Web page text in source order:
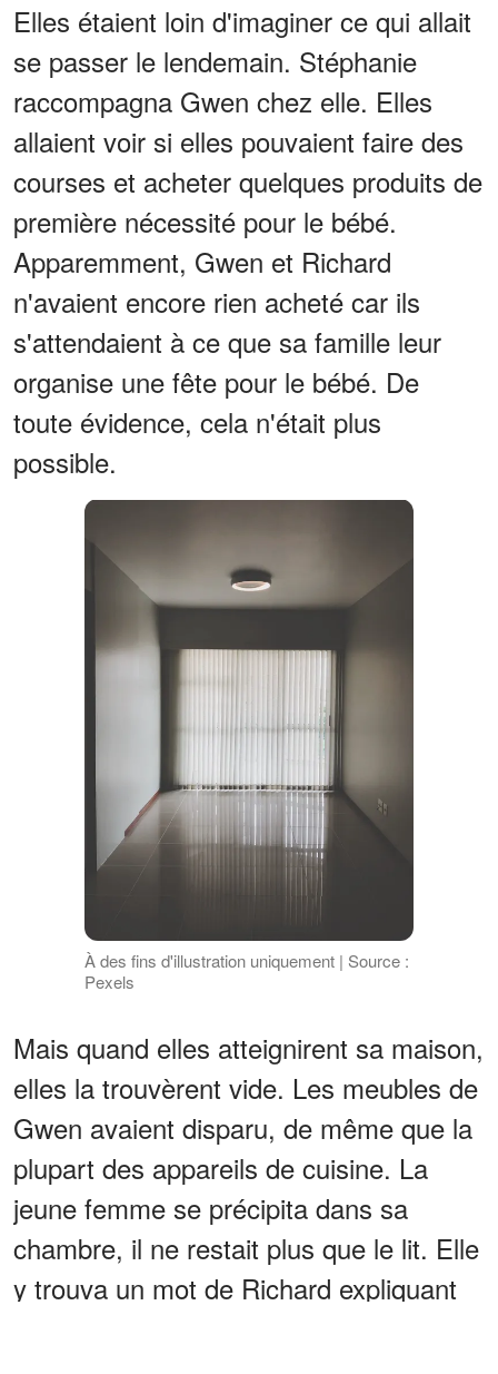
Elles étaient loin d'imaginer ce qui allait
se passer le lendemain. Stéphanie
raccompagna Gwen chez elle. Elles
allaient voir si elles pouvaient faire des
courses et acheter quelques produits de
première nécessité pour le bébé.
Apparemment, Gwen et Richard
n'avaient encore rien acheté car ils
s'attendaient à ce que sa famille leur
organise une fête pour le bébé. De
toute évidence, cela n'était plus
possible.
À des fins d'illustration uniquement | Source :
Pexels
Mais quand elles atteignirent sa maison,
elles la trouvèrent vide. Les meubles de
Gwen avaient disparu, de même que la
plupart des appareils de cuisine. La
jeune femme se précipita dans sa
chambre, il ne restait plus que le lit. Elle
y trouva un mot de Richard expliquant